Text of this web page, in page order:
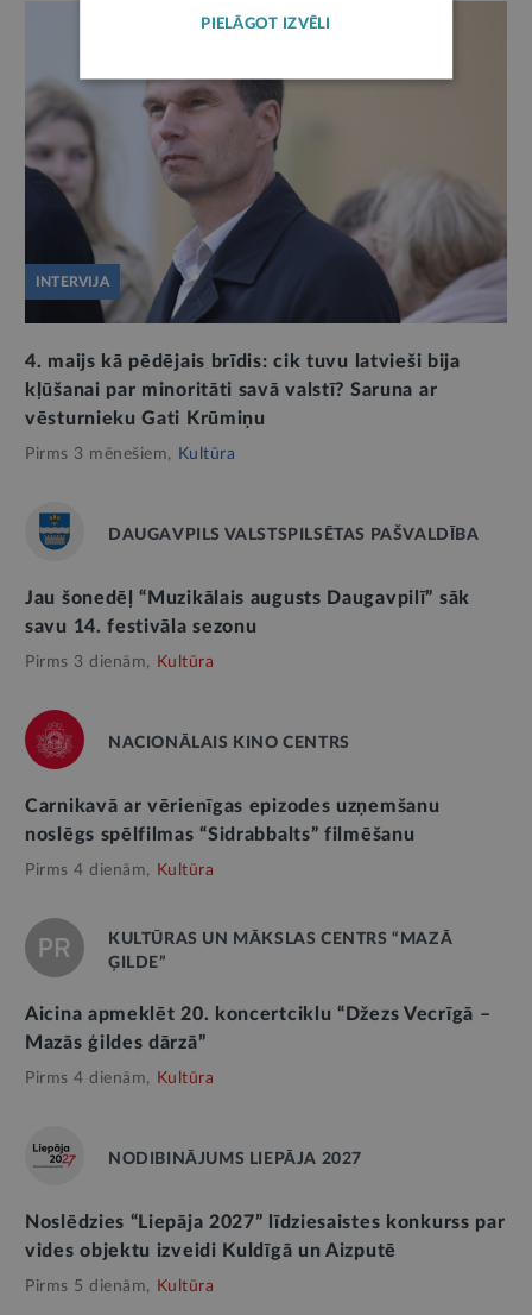
INTERVIJA
4. maijs kā pēdējais brīdis: cik tuvu latvieši bija
kļūšanai par minoritāti savā valstī? Saruna ar
vēsturnieku Gati Krūmiņu
Pirms 3 mēnešiem, Kultūra
DAUGAVPILS VALSTSPILSĒTAS PAŠVALDĪBA
Jau šonedēļ “Muzikālais augusts Daugavpilī” sāk
savu 14. festivāla sezonu
Pirms 3 dienām, Kultūra
NACIONĀLAIS KINO CENTRS
Carnikavā ar vērienīgas epizodes uzņemšanu
noslēgs spēlfilmas “Sidrabbalts” filmēšanu
Pirms 4 dienām, Kultūra
KULTŪRAS UN MĀKSLAS CENTRS “MAZĀ
ĢILDE”
Aicina apmeklēt 20. koncertciklu “Džezs Vecrīgā –
Mazās ģildes dārzā”
Pirms 4 dienām, Kultūra
NODIBINĀJUMS LIEPĀJA 2027
Noslēdzies “Liepāja 2027” līdziesaistes konkurss par
vides objektu izveidi Kuldīgā un Aizputē
Pirms 5 dienām, Kultūra
PIELĀGOT IZVĒLI